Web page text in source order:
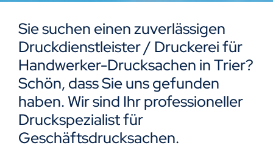
Kontakt
Sie suchen einen zuverlässigen
Druckdienstleister / Druckerei für
Handwerker-Drucksachen in Trier?
Schön, dass Sie uns gefunden
haben. Wir sind Ihr professioneller
Druckspezialist für
Geschäftsdrucksachen.